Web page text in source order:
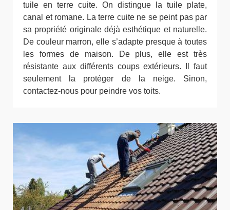
tuile en terre cuite. On distingue la tuile plate,
canal et romane. La terre cuite ne se peint pas par
sa propriété originale déjà esthétique et naturelle.
De couleur marron, elle s’adapte presque à toutes
les formes de maison. De plus, elle est très
résistante aux différents coups extérieurs. Il faut
seulement la protéger de la neige. Sinon,
contactez-nous pour peindre vos toits.